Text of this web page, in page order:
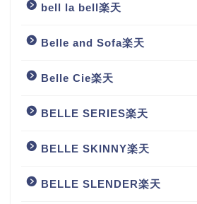
bell la bell楽天
Belle and Sofa楽天
Belle Cie楽天
BELLE SERIES楽天
BELLE SKINNY楽天
BELLE SLENDER楽天